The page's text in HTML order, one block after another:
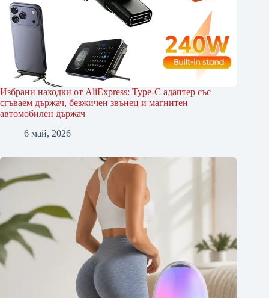
Избрани находки от AliExpress: Type-C адаптер със
сгъваем държач, безжичен звънец и магнитен
автомобилен държач
6 май, 2026